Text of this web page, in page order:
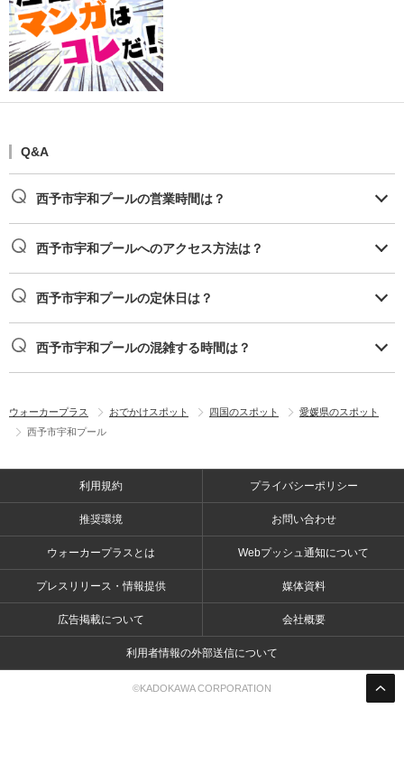
Q&A
西予市宇和プールの営業時間は？
西予市宇和プールへのアクセス方法は？
西予市宇和プールの定休日は？
西予市宇和プールの混雑する時間は？
ウォーカープラス おでかけスポット 四国のスポット
愛媛県のスポット
西予市宇和プール
利用規約 プライバシーポリシー
推奨環境 お問い合わせ
ウォーカープラスとは Webプッシュ通知について
プレスリリース・情報提供 媒体資料
広告掲載について 会社概要
利用者情報の外部送信について
©KADOKAWA CORPORATION